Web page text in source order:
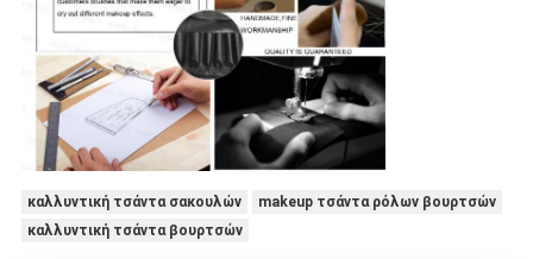
καλλυντική τσάντα σακουλών
makeup τσάντα ρόλων βουρτσών
καλλυντική τσάντα βουρτσών